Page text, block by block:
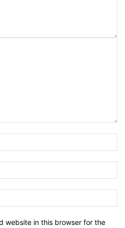
website in this browser for the